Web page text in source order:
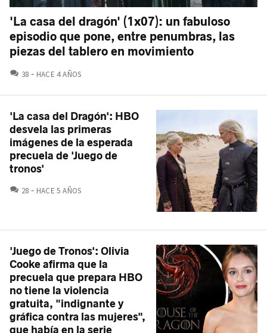
'La casa del dragón' (1x07): un fabuloso
episodio que pone, entre penumbras, las
piezas del tablero en movimiento
38 COMENTARIOS
HACE 4 AÑOS
'La casa del Dragón': HBO
desvela las primeras
imágenes de la esperada
precuela de 'Juego de
tronos'
28 COMENTARIOS
HACE 5 AÑOS
'Juego de Tronos': Olivia
Cooke afirma que la
precuela que prepara HBO
no tiene la violencia
gratuita, "indignante y
gráfica contra las mujeres",
que había en la serie